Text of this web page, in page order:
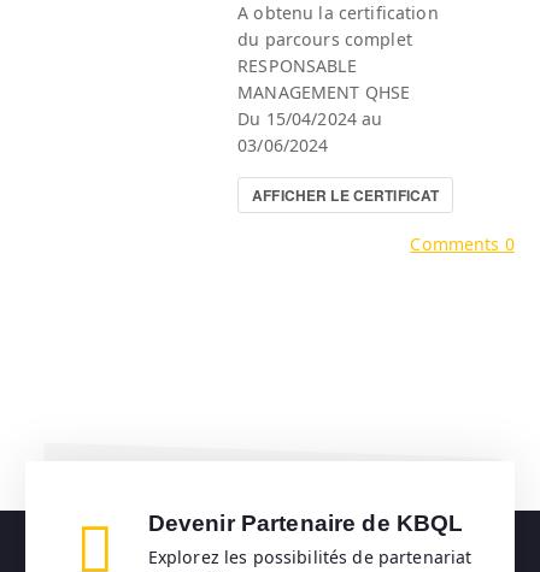
A obtenu la certification
du parcours complet
RESPONSABLE
MANAGEMENT QHSE
Du 15/04/2024 au
03/06/2024
AFFICHER LE CERTIFICAT
Comments 0
Devenir Partenaire de KBQL
Explorez les possibilités de partenariat